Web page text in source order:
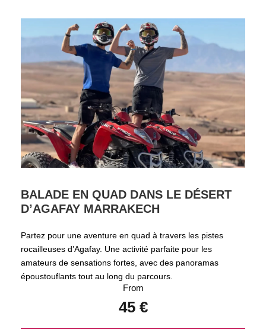
BALADE EN QUAD DANS LE DÉSERT
D’AGAFAY MARRAKECH
Partez pour une aventure en quad à travers les pistes
rocailleuses d’Agafay. Une activité parfaite pour les
amateurs de sensations fortes, avec des panoramas
époustouflants tout au long du parcours.
From
45 €